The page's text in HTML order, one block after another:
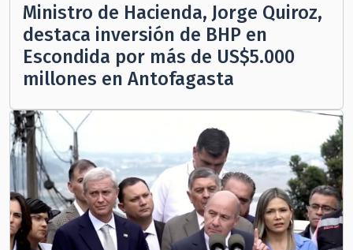
Ministro de Hacienda, Jorge Quiroz,
destaca inversión de BHP en
Escondida por más de US$5.000
millones en Antofagasta